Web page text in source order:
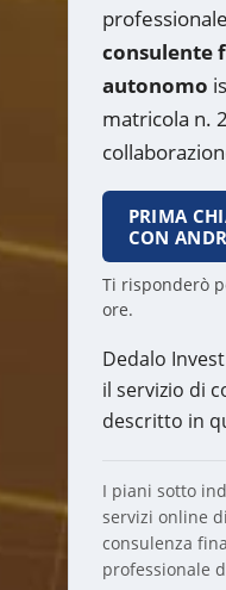
consulente
autonomo
matricola n.
PRIMA
CON
Ti risponderò
ore.
Dedalo
il servizio di
descritto in
I piani sotto
servizi online
consulenza
professionale